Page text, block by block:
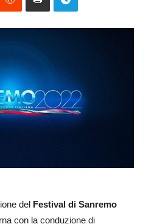
del Festival di Sanremo
con la conduzione di